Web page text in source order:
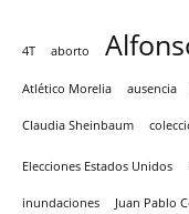
4T aborto
Atlético Morelia ausencia
Claudia Sheinbaum
Elecciones Estados Unidos
inundaciones Juan Pablo